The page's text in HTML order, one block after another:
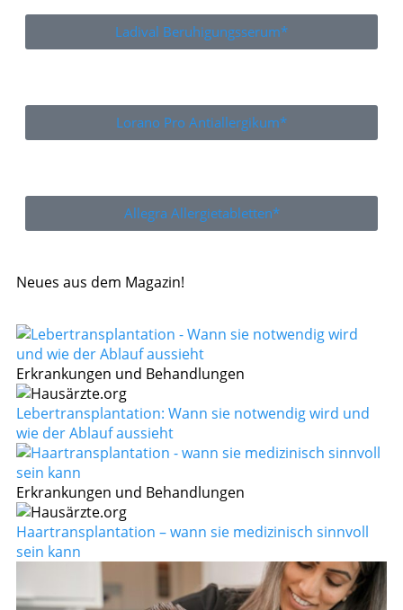
Ladival Beruhigungsserum*
Lorano Pro Antiallergikum*
Allegra Allergietabletten*
Neues aus dem Magazin!
Erkrankungen und Behandlungen
Lebertransplantation: Wann sie notwendig wird und
wie der Ablauf aussieht
Erkrankungen und Behandlungen
Haartransplantation – wann sie medizinisch sinnvoll
sein kann